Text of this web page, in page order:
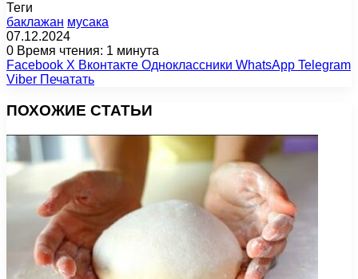
Теги
баклажан мусака
07.12.2024
0 Время чтения: 1 минута
Facebook X Вконтакте Одноклассники WhatsApp Telegram
Viber Печатать
ПОХОЖИЕ СТАТЬИ